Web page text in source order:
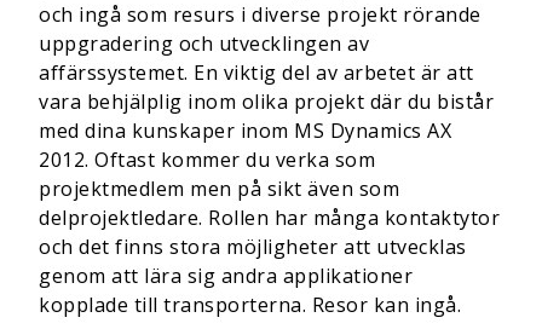
och ingå som resurs i diverse projekt rörande
uppgradering och utvecklingen av
affärssystemet. En viktig del av arbetet är att
vara behjälplig inom olika projekt där du bistår
med dina kunskaper inom MS Dynamics AX
2012. Oftast kommer du verka som
projektmedlem men på sikt även som
delprojektledare. Rollen har många kontaktytor
och det finns stora möjligheter att utvecklas
genom att lära sig andra applikationer
kopplade till transporterna. Resor kan ingå.